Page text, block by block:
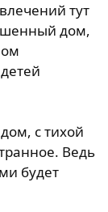
тут
дом,
с тихой
Ведь
будет